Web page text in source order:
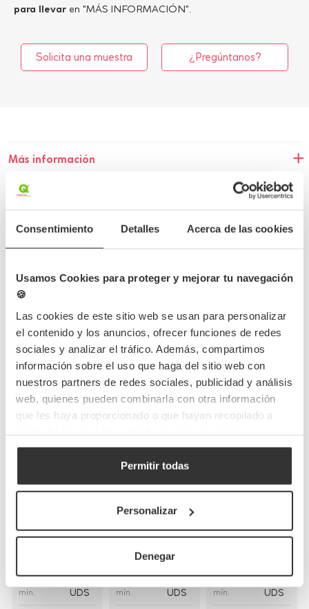
Consentimiento Detalles Acerca de las cookies
Usamos Cookies para proteger y mejorar tu navegación
🍪
Las cookies de este sitio web se usan para personalizar
el contenido y los anuncios, ofrecer funciones de redes
sociales y analizar el tráfico. Además, compartimos
información sobre el uso que haga del sitio web con
nuestros partners de redes sociales, publicidad y análisis
web, quienes pueden combinarla con otra información
que les haya proporcionado o que hayan recopilado a
Permitir todas
Personalizar
Denegar
para llevar en "MÁS INFORMACIÓN".
Solicita una muestra ¿Pregúntanos?
Más información
Detalles del producto
Opiniones
Completa tu pedido
kraft con asas
Cantidad
mín.
250
UDS
Bolsas de papel
blancas con asa
(30+18x29cm)
Medidas30+18x29cm
Cantidad
mín.
250
UDS
blancas asa
Cantidad
mín.
250
UDS